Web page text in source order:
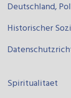
Deutschland,
Historischer
Spiritualitaet